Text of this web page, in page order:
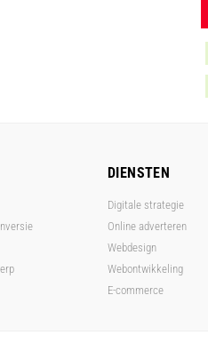
DIENSTEN
Digitale strategie
Online adverteren
Webdesign
Webontwikkeling
E-commerce